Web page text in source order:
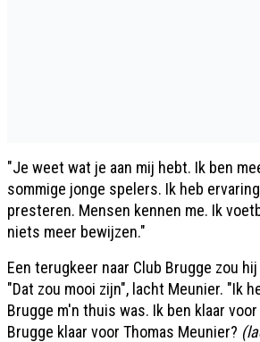
"Je weet wat je aan mij hebt. Ik ben
sommige jonge spelers. Ik heb
presteren. Mensen kennen me. Ik
niets meer bewijzen."
Een terugkeer naar Club Brugge zou
"Dat zou mooi zijn", lacht Meunier. "Ik
Brugge m'n thuis was. Ik ben klaar
Brugge klaar voor Thomas Meunier?